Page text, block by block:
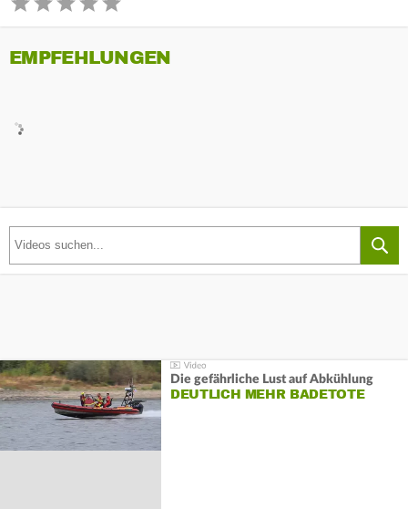
EMPFEHLUNGEN
Die gefährliche Lust auf Abkühlung
DEUTLICH MEHR BADETOTE